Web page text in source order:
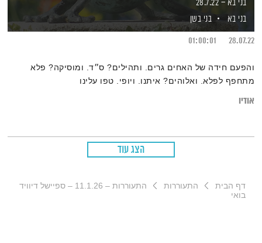
בני בא – 28.7.22
בני בא
בני בשן
28.07.22
01:00:01
והפעם חידה של האחים גרים. ותהילים? ס״ד. ומוסיקה? פלא
מתחפף לפלא. ואלוהים? איתנו. ויופי. טפו עלינו
אודיו
הצג עוד
דף הבית התעוררות
התעוררות – 11.1.26 – ספיישל דיוויד
בואי